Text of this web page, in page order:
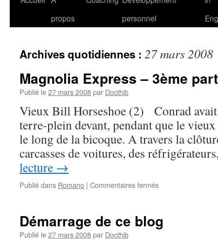
propos
personnel
Archives quotidiennes : 27 mars 2008
Magnolia Express – 3ème
Publié le27 mars 2008par Docthib
Vieux Bill Horseshoe (2) Conrad avait
terre-plein devant, pendant que le
le long de la bicoque. A travers la
carcasses de voitures, des
lecture →
Publié dans Romano | Commentaires ferméssur
3ème
Démarrage de ce blog
Publié le27 mars 2008par Docthib